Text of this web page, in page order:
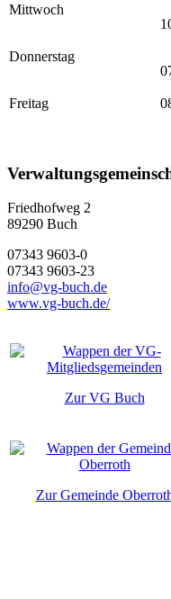
Mittwoch
Donnerstag
Freitag
Friedhofweg 2
89290 Buch
07343 9603-0
07343 9603-23
info@vg-buch.de
www.vg-buch.de/
Zur VG Buch
Zur Gemeinde